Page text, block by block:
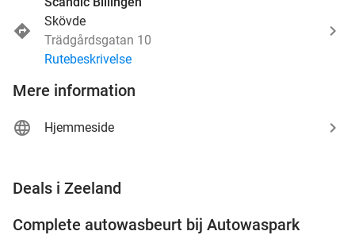
Skövde
Trädgårdsgatan 10
Rutebeskrivelse
Mere information
Hjemmeside
Deals i Zeeland
Complete autowasbeurt bij Autowaspark